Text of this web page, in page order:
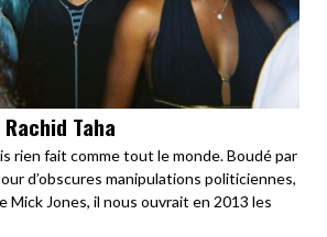
Taha
rien fait comme tout le monde. Boudé par
d’obscures manipulations politiciennes,
Mick Jones, il nous ouvrait en 2013 les